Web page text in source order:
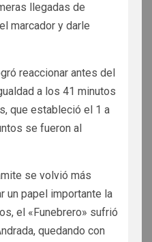
llegadas de
marcador y darle
reaccionar antes del
a los 41 minutos
que estableció el 1 a
se fueron al
se volvió más
un papel importante la
el «Funebrero» sufrió
quedando con